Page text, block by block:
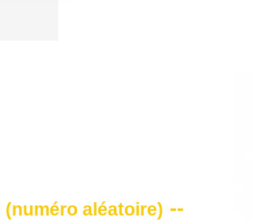
(numéro aléatoire) --